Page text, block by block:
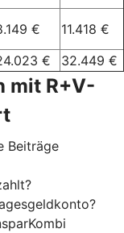
€
11.418 €
€ 32.449 €
mit R+V-
Beiträge